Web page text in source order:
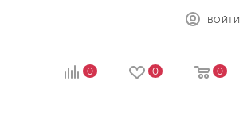
ВОЙТИ
0 0 0